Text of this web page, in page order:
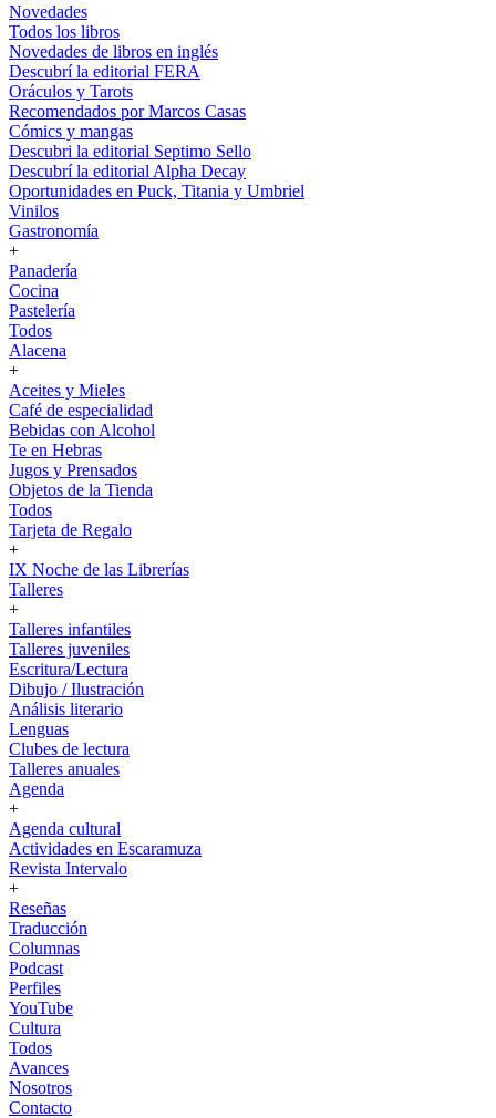
Novedades
Todos los libros
Novedades de libros en inglés
Descubrí la editorial FERA
Oráculos y Tarots
Recomendados por Marcos Casas
Cómics y mangas
Descubri la editorial Septimo Sello
Descubrí la editorial Alpha Decay
Oportunidades en Puck, Titania y Umbriel
Vinilos
Gastronomía
+
Panadería
Cocina
Pastelería
Todos
Alacena
+
Aceites y Mieles
Café de especialidad
Bebidas con Alcohol
Te en Hebras
Jugos y Prensados
Objetos de la Tienda
Todos
Tarjeta de Regalo
+
IX Noche de las Librerías
Talleres
+
Talleres infantiles
Talleres juveniles
Escritura/Lectura
Dibujo / Ilustración
Análisis literario
Lenguas
Clubes de lectura
Talleres anuales
Agenda
+
Agenda cultural
Actividades en Escaramuza
Revista Intervalo
+
Reseñas
Traducción
Columnas
Podcast
Perfiles
YouTube
Cultura
Todos
Avances
Nosotros
Contacto